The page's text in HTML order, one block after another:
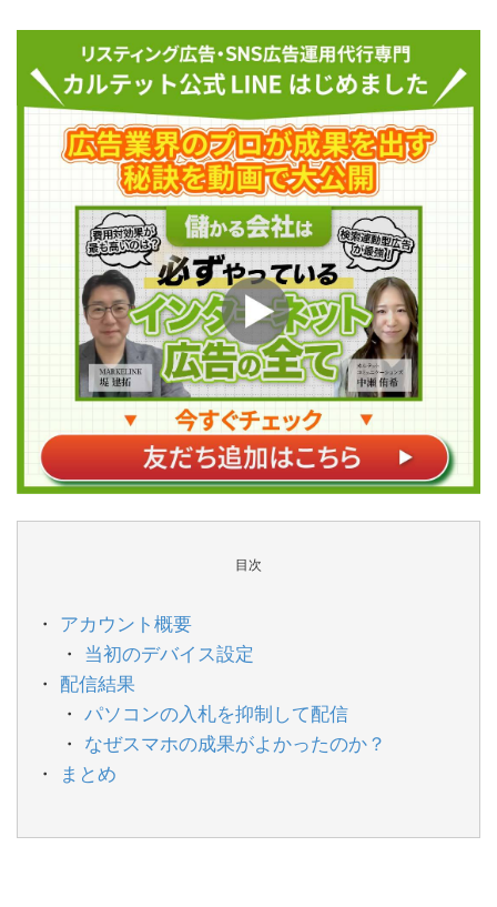
目次
アカウント概要
当初のデバイス設定
配信結果
パソコンの入札を抑制して配信
なぜスマホの成果がよかったのか？
まとめ